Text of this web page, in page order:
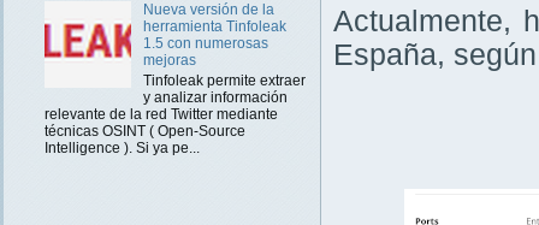
Nueva versión de la
herramienta Tinfoleak
1.5 con numerosas
mejoras
Tinfoleak permite extraer
y analizar información
relevante de la red Twitter mediante
técnicas OSINT ( Open-Source
Intelligence ). Si ya pe...
Actualmente,
España,